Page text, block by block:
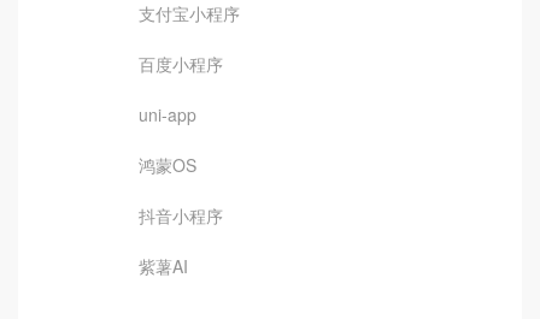
支付宝小程序
百度小程序
uni-app
鸿蒙OS
抖音小程序
紫薯AI